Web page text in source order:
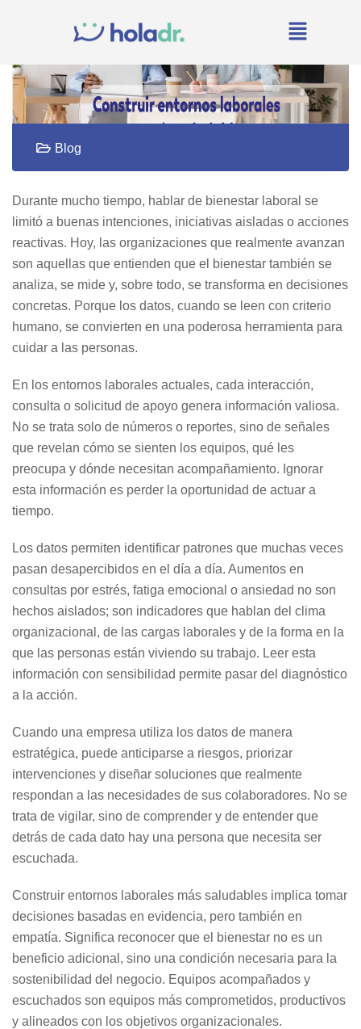
Blog
Durante mucho tiempo, hablar de bienestar laboral se
limitó a buenas intenciones, iniciativas aisladas o acciones
reactivas. Hoy, las organizaciones que realmente avanzan
son aquellas que entienden que el bienestar también se
analiza, se mide y, sobre todo, se transforma en decisiones
concretas. Porque los datos, cuando se leen con criterio
humano, se convierten en una poderosa herramienta para
cuidar a las personas.
En los entornos laborales actuales, cada interacción,
consulta o solicitud de apoyo genera información valiosa.
No se trata solo de números o reportes, sino de señales
que revelan cómo se sienten los equipos, qué les
preocupa y dónde necesitan acompañamiento. Ignorar
esta información es perder la oportunidad de actuar a
tiempo.
Los datos permiten identificar patrones que muchas veces
pasan desapercibidos en el día a día. Aumentos en
consultas por estrés, fatiga emocional o ansiedad no son
hechos aislados; son indicadores que hablan del clima
organizacional, de las cargas laborales y de la forma en la
que las personas están viviendo su trabajo. Leer esta
información con sensibilidad permite pasar del diagnóstico
a la acción.
Cuando una empresa utiliza los datos de manera
estratégica, puede anticiparse a riesgos, priorizar
intervenciones y diseñar soluciones que realmente
respondan a las necesidades de sus colaboradores. No se
trata de vigilar, sino de comprender y de entender que
detrás de cada dato hay una persona que necesita ser
escuchada.
Construir entornos laborales más saludables implica tomar
decisiones basadas en evidencia, pero también en
empatía. Significa reconocer que el bienestar no es un
beneficio adicional, sino una condición necesaria para la
sostenibilidad del negocio. Equipos acompañados y
escuchados son equipos más comprometidos, productivos
y alineados con los objetivos organizacionales.